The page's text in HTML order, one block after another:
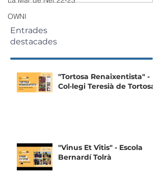
OWNI
Entrades
destacades
"Tortosa Renaixentista" -
Col·legi Teresià de Tortosa
"Vinus Et Vitis" - Escola
Bernardí Tolrà